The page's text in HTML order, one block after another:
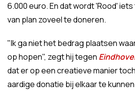
6.000 euro. En dat wordt 'Rood'
van plan zoveel te doneren.
"Ik ga niet het bedrag plaatsen
op hopen", zegt hij tegen
dat er op een creatieve manier
aardige donatie bij elkaar te